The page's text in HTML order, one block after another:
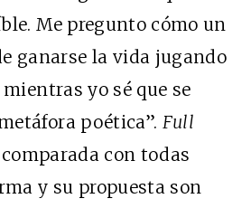
Me pregunto cómo un
ganarse la vida jugando
yo sé que se
poética”. Full
con todas
y su propuesta son